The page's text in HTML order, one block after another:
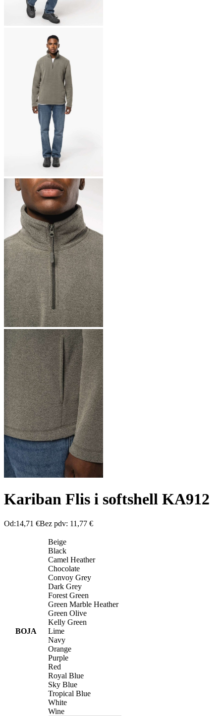
Kariban Flis i softshell KA912
Od:14,71 €Bez pdv: 11,77 €
BOJA
Beige
Black
Camel Heather
Chocolate
Convoy Grey
Dark Grey
Forest Green
Green Marble Heather
Green Olive
Kelly Green
Lime
Navy
Orange
Purple
Red
Royal Blue
Sky Blue
Tropical Blue
White
Wine